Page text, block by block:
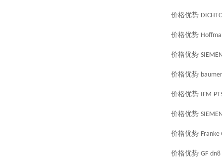
价格优势
价格优势
价格优势
价格优势 baumer
价格优势 IFM
价格优势
价格优势 Franke
价格优势 GF dn8